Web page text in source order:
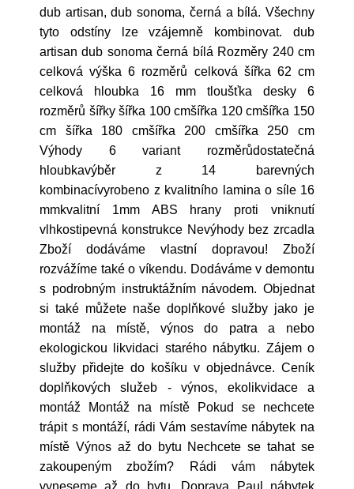
dub artisan, dub sonoma, černá a bílá. Všechny
tyto odstíny lze vzájemně kombinovat. dub
artisan dub sonoma černá bílá Rozměry 240 cm
celková výška 6 rozměrů celková šířka 62 cm
celková hloubka 16 mm tloušťka desky 6
rozměrů šířky šířka 100 cmšířka 120 cmšířka 150
cm šířka 180 cmšířka 200 cmšířka 250 cm
Výhody 6 variant rozměrůdostatečná
hloubkavýběr z 14 barevných
kombinacívyrobeno z kvalitního lamina o síle 16
mmkvalitní 1mm ABS hrany proti vniknutí
vlhkostipevná konstrukce Nevýhody bez zrcadla
Zboží dodáváme vlastní dopravou! Zboží
rozvážíme také o víkendu. Dodáváme v demontu
s podrobným instruktážním návodem. Objednat
si také můžete naše doplňkové služby jako je
montáž na místě, výnos do patra a nebo
ekologickou likvidaci starého nábytku. Zájem o
služby přidejte do košíku v objednávce. Ceník
doplňkových služeb - výnos, ekolikvidace a
montáž Montáž na místě Pokud se nechcete
trápit s montáží, rádi Vám sestavíme nábytek na
místě Výnos až do bytu Nechcete se tahat se
zakoupeným zbožím? Rádi vám nábytek
vyneseme až do bytu. Doprava Paul nábytek